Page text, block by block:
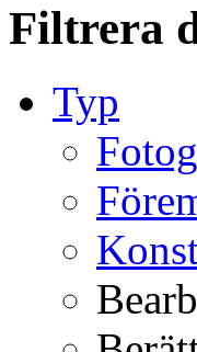
Filtrera
Typ